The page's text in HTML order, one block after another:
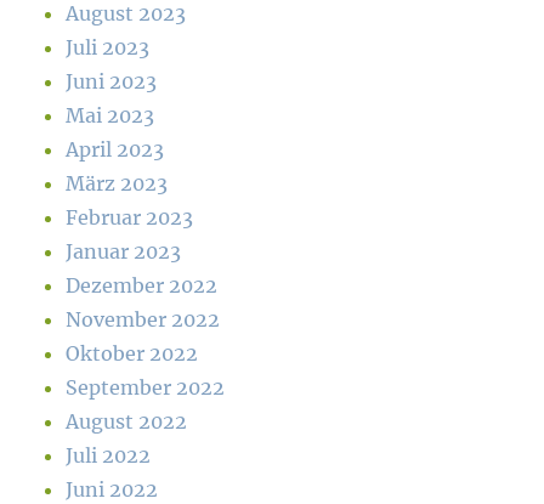
August 2023
Juli 2023
Juni 2023
Mai 2023
April 2023
März 2023
Februar 2023
Januar 2023
Dezember 2022
November 2022
Oktober 2022
September 2022
August 2022
Juli 2022
Juni 2022